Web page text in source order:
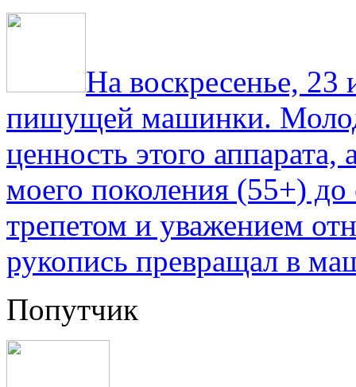
На воскресенье,
пишущей машинки.
ценность этого
моего поколения (55+) до
трепетом и уважением
рукопись превращал в
Попутчик